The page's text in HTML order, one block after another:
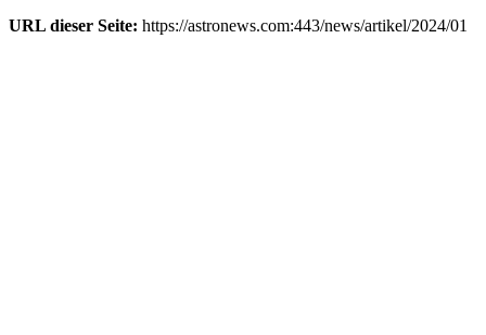
URL dieser Seite: https://astronews.com:443/news/artikel/2024/01